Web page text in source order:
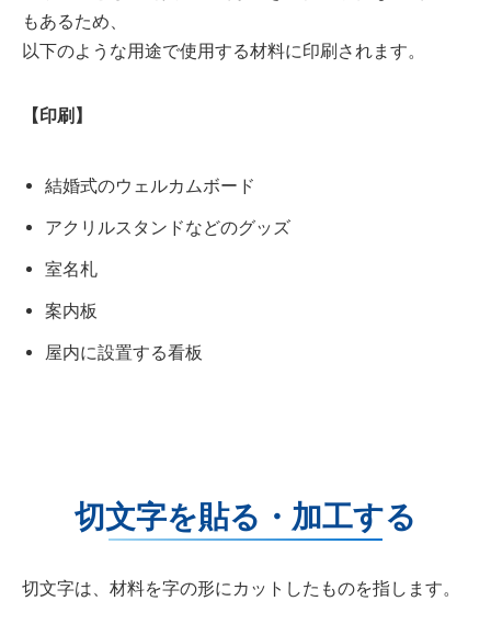
もあるため、
以下のような用途で使用する材料に印刷されます。
【印刷】
結婚式のウェルカムボード
アクリルスタンドなどのグッズ
室名札
案内板
屋内に設置する看板
切文字を貼る・加工する
切文字は、材料を字の形にカットしたものを指します。